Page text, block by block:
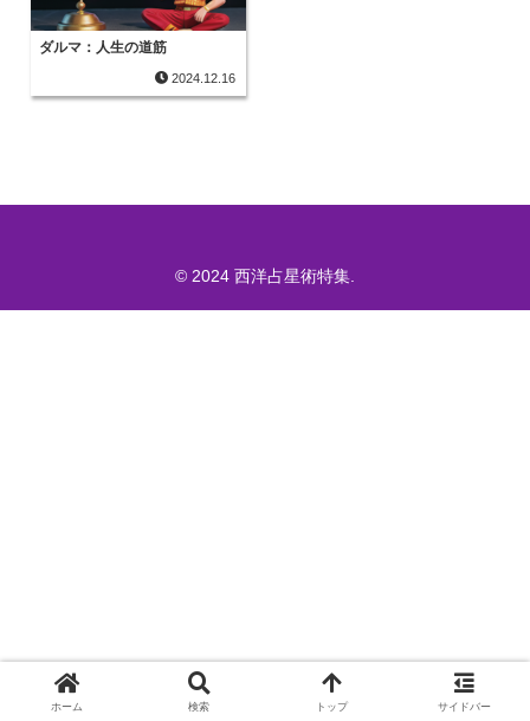
ダルマ：人生の道筋
2024.12.16
© 2024 西洋占星術特集.
ホーム 検索 トップ サイドバー